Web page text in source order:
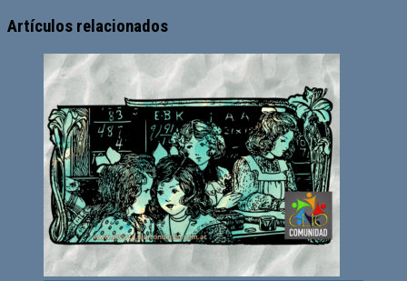
web
Artículos relacionados